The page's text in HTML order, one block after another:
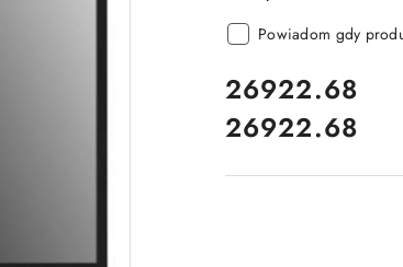
Powiadom gdy
cena:
26922.68
Cena:
26922.68